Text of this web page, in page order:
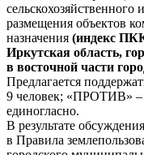
сельскохозяйственного
размещения объектов
назначения (индекс
Иркутская область,
в восточной части
Предлагается
9 человек; «ПРОТИВ»
единогласно.
В результате
в Правила